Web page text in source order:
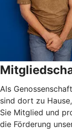
Als
sind dort zu
Sie Mitglied und
die Förderung